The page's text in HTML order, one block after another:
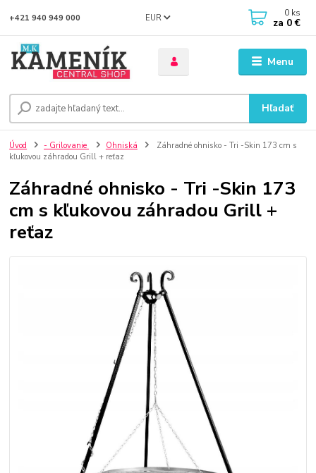
Menu
EUR
Hľadať
+421 940 949 000 0 ks
za 0 €
Úvod - Grilovanie Ohniská
Záhradné ohnisko - Tri -Skin 173 cm s
kľukovou záhradou Grill + reťaz
Záhradné ohnisko - Tri -Skin 173
cm s kľukovou záhradou Grill +
reťaz